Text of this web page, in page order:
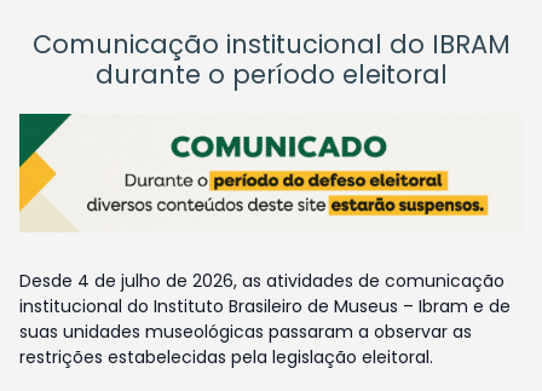
Comunicação institucional do IBRAM
durante o período eleitoral
Desde 4 de julho de 2026, as atividades de comunicação
institucional do Instituto Brasileiro de Museus – Ibram e de
suas unidades museológicas passaram a observar as
restrições estabelecidas pela legislação eleitoral.